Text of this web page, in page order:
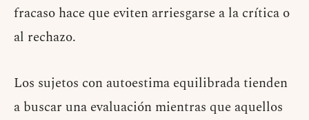
fracaso hace que eviten arriesgarse a la crítica o
al rechazo.
Los sujetos con autoestima equilibrada tienden
a buscar una evaluación mientras que aquellos